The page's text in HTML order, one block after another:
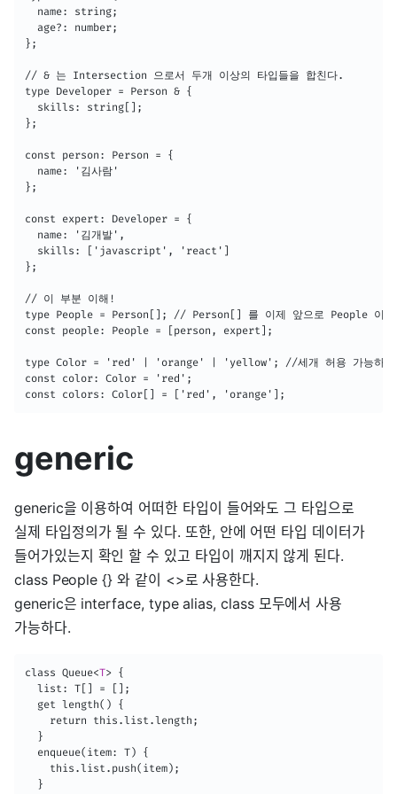
  name: string;
  age?: number;
};
// & 는 Intersection 으로서 두개 이상의 타입들을 합친다.
type Developer = Person & {
  skills: string[];
};
const person: Person = {
  name: '김사람'
};
const expert: Developer = {
  name: '김개발',
  skills: ['javascript', 'react']
};
// 이 부분 이해!
type People = Person[]; // Person[] 를 이제 앞으로 People 이라
const people: People = [person, expert];
type Color = 'red' | 'orange' | 'yellow'; //세개 허용 가능하
const color: Color = 'red';
const colors: Color[] = ['red', 'orange'];
generic
generic을 이용하여 어떠한 타입이 들어와도 그 타입으로
실제 타입정의가 될 수 있다. 또한, 안에 어떤 타입 데이터가
들어가있는지 확인 할 수 있고 타입이 깨지지 않게 된다.
class People {} 와 같이 <>로 사용한다.
generic은 interface, type alias, class 모두에서 사용
가능하다.
class Queue<T> {
  list: T[] = [];
  get length() {
    return this.list.length;
  }
  enqueue(item: T) {
    this.list.push(item);
  }